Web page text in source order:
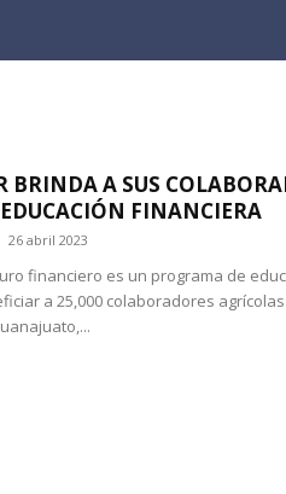
BRINDA A SUS
FINANCIERA
26 abril 2023
financiero es un programa de
a 25,000 colaboradores